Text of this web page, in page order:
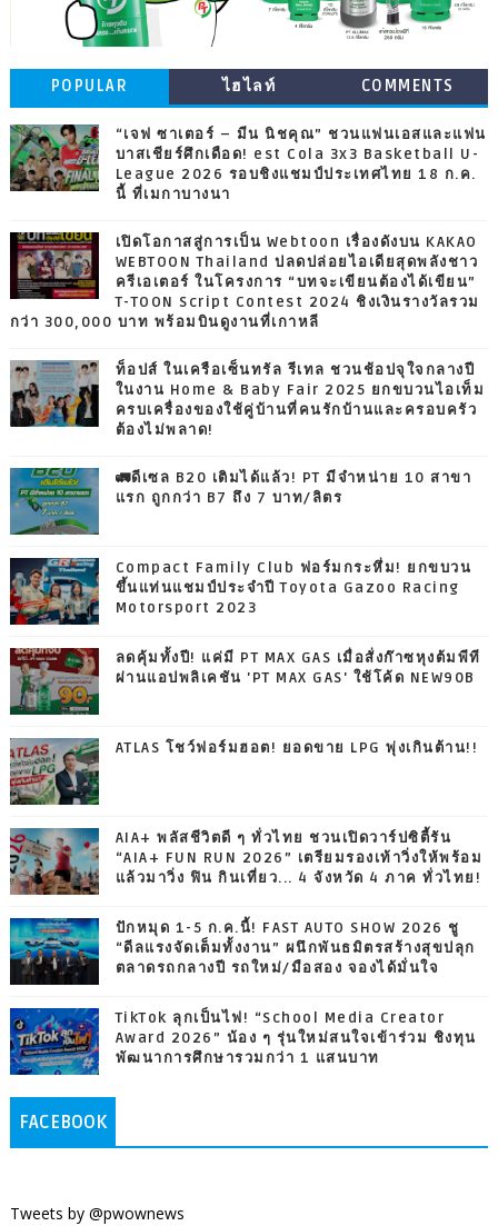
POPULAR ไฮไลท์ COMMENTS
“เจฟ ซาเตอร์ – มีน นิชคุณ” ชวนแฟนเอสและแฟน
บาสเชียร์ศึกเดือด! est Cola 3x3 Basketball U-
League 2026 รอบชิงแชมป์ประเทศไทย 18 ก.ค.
นี้ ที่เมกาบางนา
เปิดโอกาสสู่การเป็น Webtoon เรื่องดังบน KAKAO
WEBTOON Thailand ปลดปล่อยไอเดียสุดพลังชาว
ครีเอเตอร์ ในโครงการ “บทจะเขียนต้องได้เขียน”
T-TOON Script Contest 2024 ชิงเงินรางวัลรวม
กว่า 300,000 บาท พร้อมบินดูงานที่เกาหลี
ท็อปส์ ในเครือเซ็นทรัล รีเทล ชวนช้อปจุใจกลางปี
ในงาน Home & Baby Fair 2025 ยกขบวนไอเท็ม
ครบเครื่องของใช้คู่บ้านที่คนรักบ้านและครอบครัว
ต้องไม่พลาด!
🚛ดีเซล B20 เติมได้แล้ว! PT มีจำหน่าย 10 สาขา
แรก ถูกกว่า B7 ถึง 7 บาท/ลิตร
Compact Family Club ฟอร์มกระหึ่ม! ยกขบวน
ขึ้นแท่นแชมป์ประจำปี Toyota Gazoo Racing
Motorsport 2023
ลดคุ้มทั้งปี! แค่มี PT MAX GAS เมื่อสั่งก๊าซหุงต้มพีที
ผ่านแอปพลิเคชัน 'PT MAX GAS' ใช้โค้ด NEW90B
ATLAS โชว์ฟอร์มฮอต! ยอดขาย LPG พุ่งเกินต้าน!!
AIA+ พลัสชีวิตดี ๆ ทั่วไทย ชวนเปิดวาร์ปซิตี้รัน
“AIA+ FUN RUN 2026” เตรียมรองเท้าวิ่งให้พร้อม
แล้วมาวิ่ง ฟิน กินเที่ยว... 4 จังหวัด 4 ภาค ทั่วไทย!
ปักหมุด 1-5 ก.ค.นี้! FAST AUTO SHOW 2026 ชู
“ดีลแรงจัดเต็มทั้งงาน” ผนึกพันธมิตรสร้างสุขปลุก
ตลาดรถกลางปี รถใหม่/มือสอง จองได้มั่นใจ
TikTok ลุกเป็นไฟ! “School Media Creator
Award 2026” น้อง ๆ รุ่นใหม่สนใจเข้าร่วม ชิงทุน
พัฒนาการศึกษารวมกว่า 1 แสนบาท
FACEBOOK
Tweets by @pwownews